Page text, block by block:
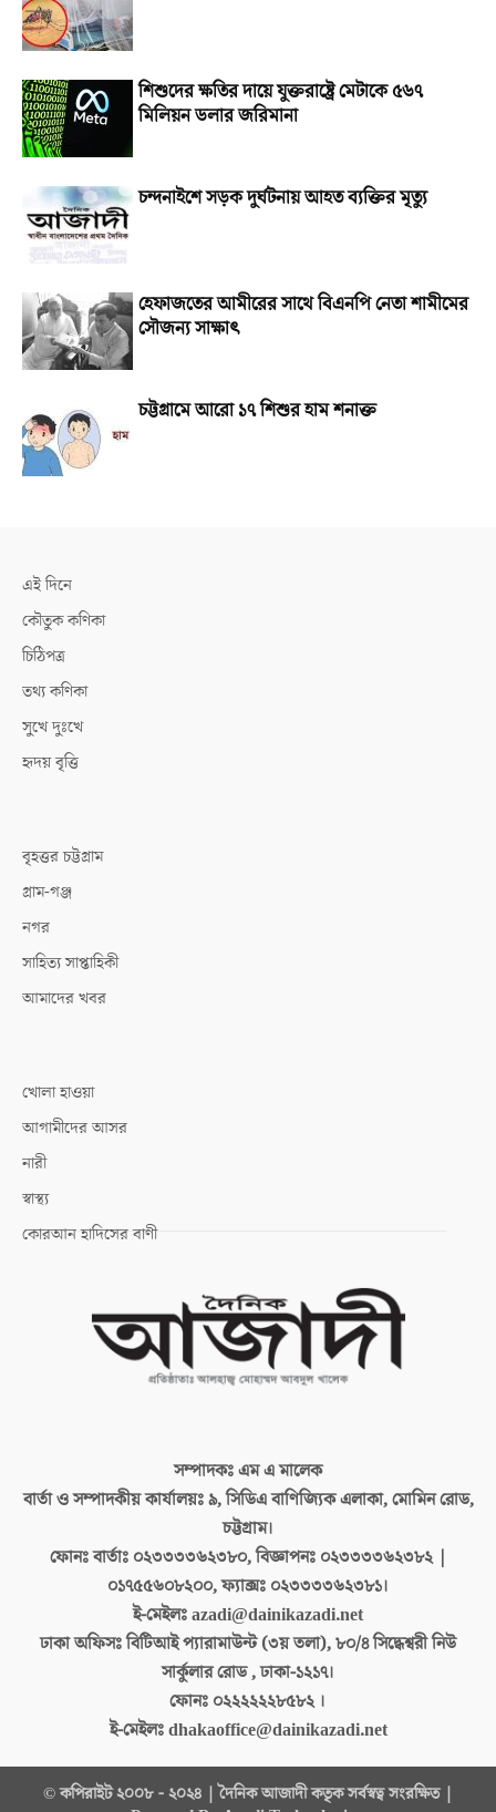
শিশুদের ক্ষতির দায়ে যুক্তরাষ্ট্রে মেটাকে ৫৬৭
মিলিয়ন ডলার জরিমানা
চন্দনাইশে সড়ক দুর্ঘটনায় আহত ব্যক্তির মৃত্যু
হেফাজতের আমীরের সাথে বিএনপি নেতা শামীমের
সৌজন্য সাক্ষাৎ
চট্টগ্রামে আরো ১৭ শিশুর হাম শনাক্ত
এই দিনে
কৌতুক কণিকা
চিঠিপত্র
তথ্য কণিকা
সুখে দুঃখে
হৃদয় বৃত্তি
বৃহত্তর চট্টগ্রাম
গ্রাম-গঞ্জ
নগর
সাহিত্য সাপ্তাহিকী
আমাদের খবর
খোলা হাওয়া
আগামীদের আসর
নারী
স্বাস্থ্য
কোরআন হাদিসের বাণী
সম্পাদকঃএম এ মালেক
বার্তা ও সম্পাদকীয় কার্যালয়ঃ৯, সিডিএ বাণিজ্যিক এলাকা, মোমিন রোড,
চট্টগ্রাম।
ফোনঃ বার্তাঃ ০২৩৩৩৩৬২৩৮০, বিজ্ঞাপনঃ ০২৩৩৩৩৬২৩৮২ |
০১৭৫৫৬০৮২০০, ফ্যাক্সঃ ০২৩৩৩৩৬২৩৮১।
ই-মেইলঃazadi@dainikazadi.net
ঢাকা অফিসঃবিটিআই প্যারামাউন্ট (৩য় তলা), ৮০/৪ সিদ্ধেশ্বরী নিউ
সার্কুলার রোড , ঢাকা-১২১৭।
ফোনঃ ০২২২২২২৮৫৮২ ।
ই-মেইলঃdhakaoffice@dainikazadi.net
© কপিরাইট ২০০৮ - ২০২৪ | দৈনিক আজাদী কতৃক সর্বস্বত্ব সংরক্ষিত |